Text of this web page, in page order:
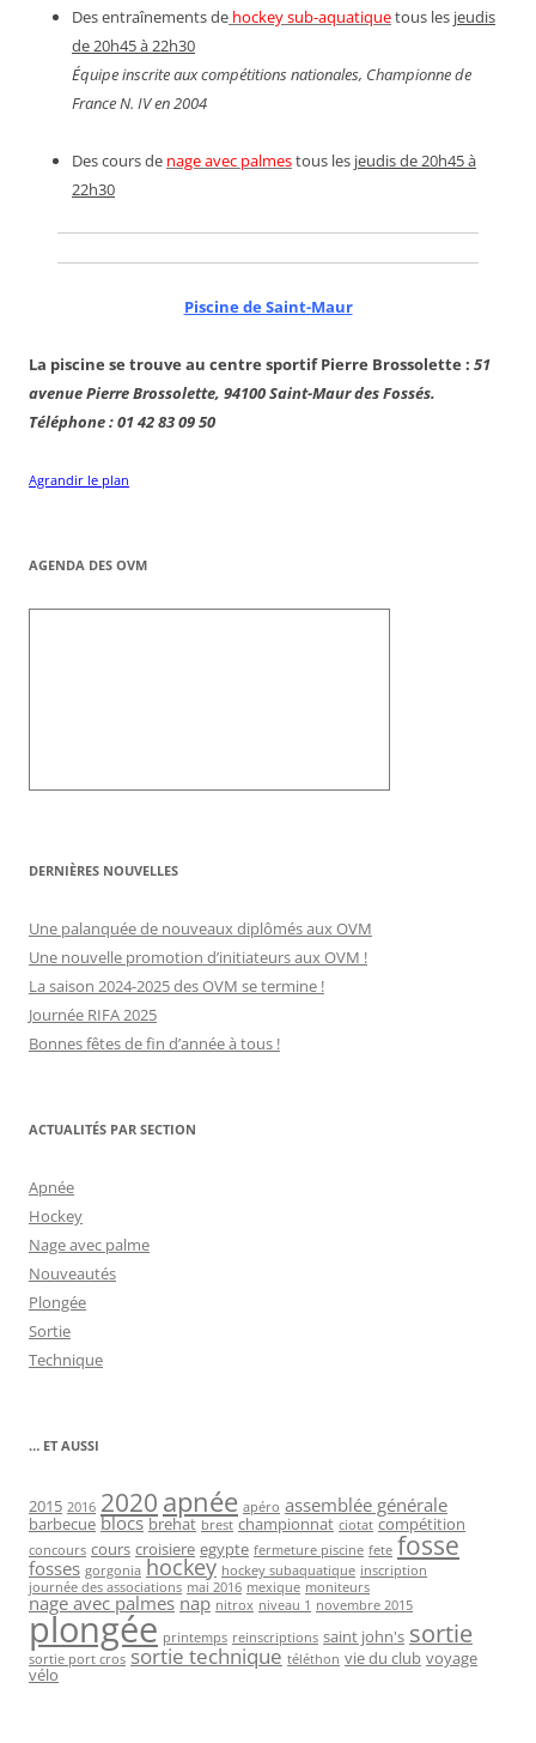
Des entraînements de hockey sub-aquatiquetous les jeudis
de 20h45 à 22h30
Équipe inscrite aux compétitions nationales, Championne de
France N. IV en 2004
Des cours de nage avec palmestous les jeudis de 20h45 à
22h30
Piscine de Saint-Maur
La piscine se trouve au centre sportif Pierre Brossolette : 51
avenue Pierre Brossolette, 94100 Saint-Maur des Fossés.
Téléphone : 01 42 83 09 50
Agrandir le plan
AGENDA DES OVM
DERNIÈRES NOUVELLES
Une palanquée de nouveaux diplômés aux OVM
Une nouvelle promotion d’initiateurs aux OVM !
La saison 2024-2025 des OVM se termine !
Journée RIFA 2025
Bonnes fêtes de fin d’année à tous !
ACTUALITÉS PAR SECTION
Apnée
Hockey
Nage avec palme
Nouveautés
Plongée
Sortie
Technique
… ET AUSSI
2015 2016 2020 apnée apéro assemblée générale
barbecue blocs brehat brest championnat ciotat compétition
concours cours croisiere egypte fermeture piscine fete fosse
fosses gorgonia hockey hockey subaquatique inscription
journée des associations mai 2016 mexique moniteurs
nage avec palmes nap nitrox niveau 1 novembre 2015
plongée printemps reinscriptions saint john's sortie
sortie port cros sortie technique téléthon vie du club voyage
vélo